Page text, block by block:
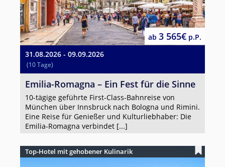
31.08.2026 - 09.09.2026
(10 Tage)
ab 3 565€ p.P.
Emilia-Romagna – Ein Fest für die Sinne
10-tägige geführte First-Class-Bahnreise von
München über Innsbruck nach Bologna und Rimini.
Eine Reise für Genießer und Kulturliebhaber: Die
Emilia-Romagna verbindet [...]
Top-Hotel mit gehobener Kulinarik